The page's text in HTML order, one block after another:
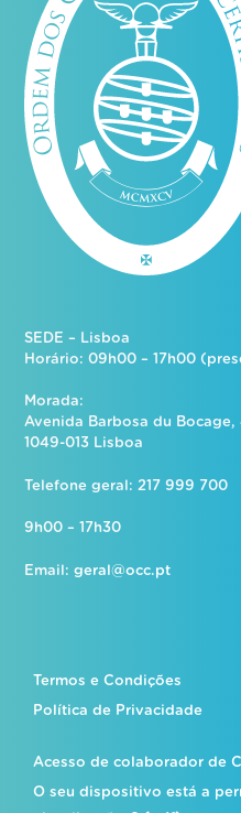
SEDE – Lisboa
Horário: 09h00 – 17h00
Morada:
Avenida Barbosa du Bocage,
1049-013 Lisboa
Telefone geral: 217 999 700
9h00 – 17h30
Email:geral@occ.pt
Termos e Condições
Política de Privacidade
Acesso de colaborador de
O seu dispositivo está a